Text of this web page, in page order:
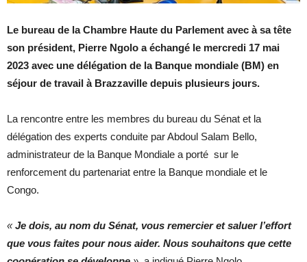
Le bureau de la Chambre Haute du Parlement avec à sa tête
son président, Pierre Ngolo a échangé le mercredi 17 mai
2023 avec une délégation de la Banque mondiale (BM) en
séjour de travail à Brazzaville depuis plusieurs jours.
La rencontre entre les membres du bureau du Sénat et la
délégation des experts conduite par Abdoul Salam Bello,
administrateur de la Banque Mondiale a porté sur le
renforcement du partenariat entre la Banque mondiale et le
Congo.
« Je dois, au nom du Sénat, vous remercier et saluer l’effort
que vous faites pour nous aider. Nous souhaitons que cette